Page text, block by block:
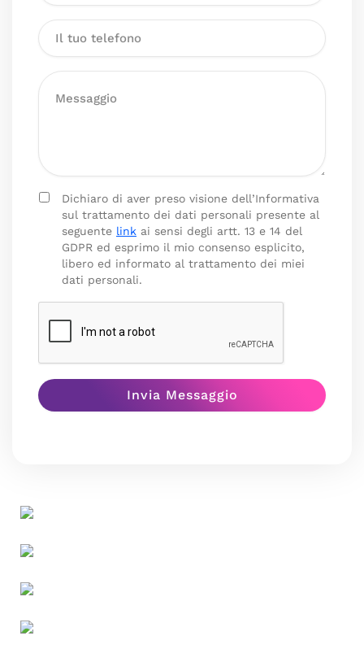
Dichiaro di aver preso visione dell’Informativa
sul trattamento dei dati personali presente al
seguente link ai sensi degli artt. 13 e 14 del
GDPR ed esprimo il mio consenso esplicito,
libero ed informato al trattamento dei miei
dati personali.